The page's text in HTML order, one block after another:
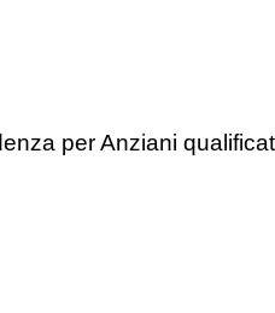
per Anziani